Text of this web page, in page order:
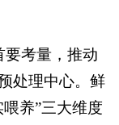
要考量，推动
处理中心。鲜
养”三大维度